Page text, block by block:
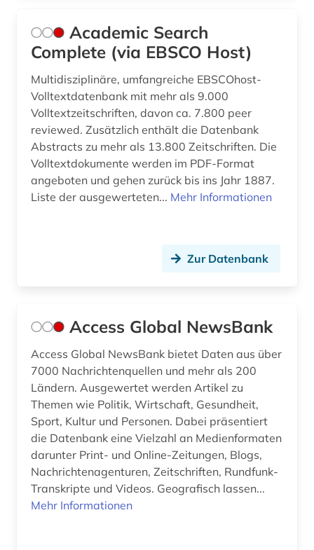
bildung (7)
bildungsforschung (1)
bildungspolitik (4)
bildungssystem (2)
binnenvertriebener (1)
bodenökologie (1)
bolivien (2)
bosnien und herzegowina (2)
botanik (2)
branchenberichte (2)
brandenburg (3)
brandt (1)
Academic Search
Complete (via EBSCO Host)
Multidisziplinäre, umfangreiche EBSCOhost-
Volltextdatenbank mit mehr als 9.000
Volltextzeitschriften, davon ca. 7.800 peer
reviewed. Zusätzlich enthält die Datenbank
Abstracts zu mehr als 13.800 Zeitschriften. Die
Volltextdokumente werden im PDF-Format
angeboten und gehen zurück bis ins Jahr 1887.
Liste der ausgewerteten... Mehr Informationen
Zur Datenbank
Access Global NewsBank
Access Global NewsBank bietet Daten aus über
7000 Nachrichtenquellen und mehr als 200
Ländern. Ausgewertet werden Artikel zu
Themen wie Politik, Wirtschaft, Gesundheit,
Sport, Kultur und Personen. Dabei präsentiert
die Datenbank eine Vielzahl an Medienformaten
darunter Print- und Online-Zeitungen, Blogs,
Nachrichtenagenturen, Zeitschriften, Rundfunk-
Transkripte und Videos. Geografisch lassen...
Mehr Informationen